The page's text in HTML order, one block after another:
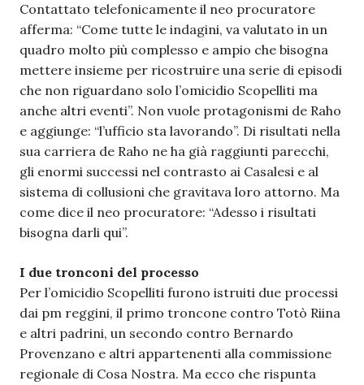
Contattato telefonicamente il neo procuratore
afferma: “Come tutte le indagini, va valutato in un
quadro molto più complesso e ampio che bisogna
mettere insieme per ricostruire una serie di episodi
che non riguardano solo l’omicidio Scopelliti ma
anche altri eventi”. Non vuole protagonismi de Raho
e aggiunge: “l’ufficio sta lavorando”. Di risultati nella
sua carriera de Raho ne ha già raggiunti parecchi,
gli enormi successi nel contrasto ai Casalesi e al
sistema di collusioni che gravitava loro attorno. Ma
come dice il neo procuratore: “Adesso i risultati
bisogna darli qui”.
I due tronconi del processo
Per l’omicidio Scopelliti furono istruiti due processi
dai pm reggini, il primo troncone contro Totò Riina
e altri padrini, un secondo contro Bernardo
Provenzano e altri appartenenti alla commissione
regionale di Cosa Nostra. Ma ecco che rispunta